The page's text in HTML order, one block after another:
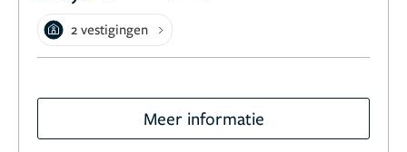
2 vestigingen
Meer informatie